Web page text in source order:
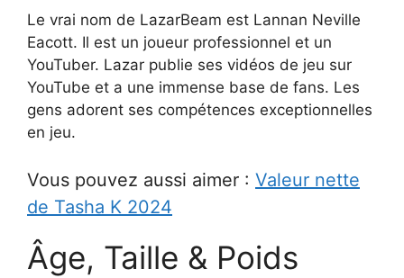
Le vrai nom de LazarBeam est Lannan Neville
Eacott. Il est un joueur professionnel et un
YouTuber. Lazar publie ses vidéos de jeu sur
YouTube et a une immense base de fans. Les
gens adorent ses compétences exceptionnelles
en jeu.
Vous pouvez aussi aimer : Valeur nette
de Tasha K 2024
Âge, Taille & Poids